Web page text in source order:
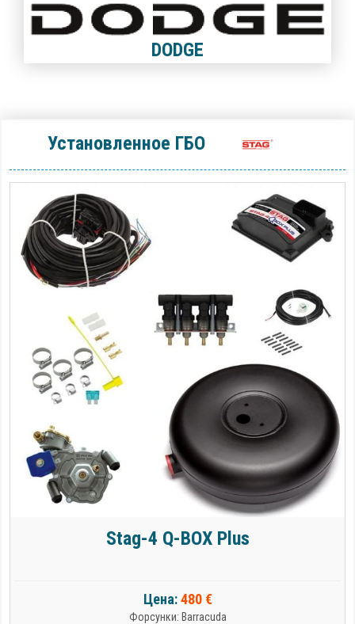
DODGE
Установленное ГБО
Stag-4 Q-BOX Plus
Цена:480 €
Форсунки: Barracuda